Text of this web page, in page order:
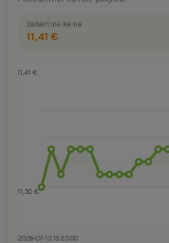
Dabartinė kaina
11,41 €
11,41 €
11,30 €
2026-07-13 19:23:00